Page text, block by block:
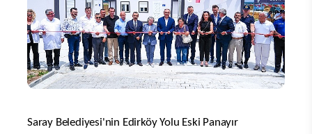
Saray Belediyesi'nin Edirköy Yolu Eski Panayır